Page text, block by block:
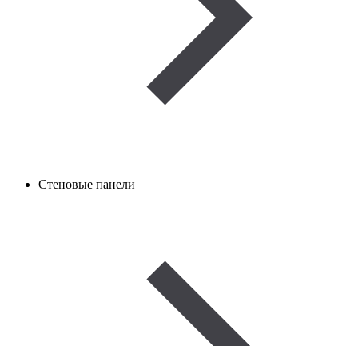
Стеновые панели